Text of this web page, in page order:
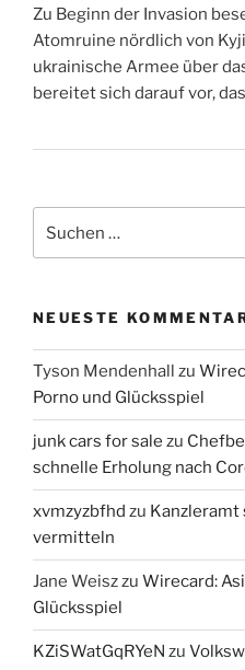
Zu Beginn der Invasion
Atomruine nördlich von
ukrainische Armee über
bereitet sich darauf vor,
nach:
NEUESTE
Tyson Mendenhall zu
Porno und Glücksspiel
junk cars for sale zu
schnelle Erholung nach
xvmzyzbfhd zu
vermitteln
Jane Weiszzu Wirecard:
Glücksspiel
KZiSWatGqRYeN zu